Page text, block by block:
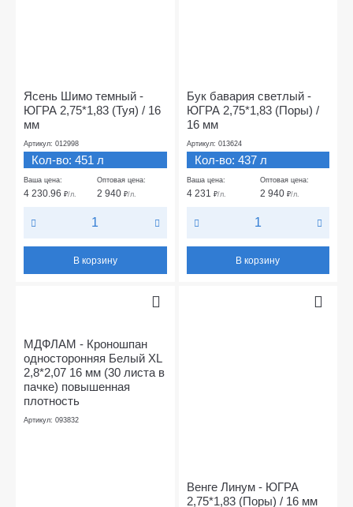
Ясень Шимо темный -
ЮГРА 2,75*1,83 (Туя) / 16
мм
Артикул: 012998
Кол-во: 451 л
Ваша цена:
4 230.96 ₽/л.
Оптовая цена:
2 940₽/л.
В корзину
Бук бавария светлый -
ЮГРА 2,75*1,83 (Поры) /
16 мм
Артикул: 013624
Кол-во: 437 л
Ваша цена:
4 231 ₽/л.
Оптовая цена:
2 940 ₽/л.
В корзину
МДФЛАМ - Кроношпан
односторонняя Белый ХL
2,8*2,07 16 мм (30 листа в
пачке) повышенная
плотность
Артикул: 093832
Венге Линум - ЮГРА
2,75*1,83 (Поры) / 16 мм